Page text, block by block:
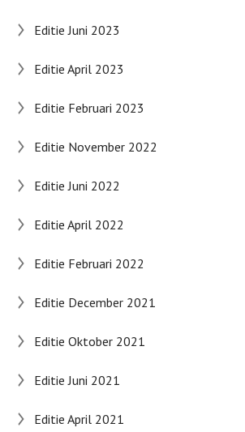
Editie Juni 2023
Editie April 2023
Editie Februari 2023
Editie November 2022
Editie Juni 2022
Editie April 2022
Editie Februari 2022
Editie December 2021
Editie Oktober 2021
Editie Juni 2021
Editie April 2021